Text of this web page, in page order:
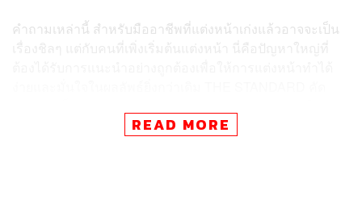
คำถามเหล่านี้ สำหรับมืออาชีพที่แต่งหน้าเก่งแล้วอาจจะเป็น
แต่งหน้าครั้งต่อไปง่ายขึ้นสำหรับผู้เริ่มต้น
READ MORE